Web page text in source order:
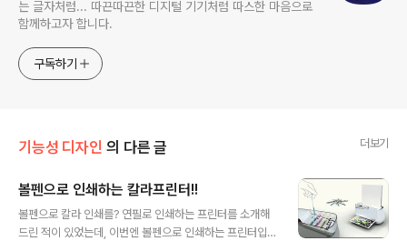
는 글자처럼... 따끈따끈한 디지털 기기처럼 따스한 마음으로
함께하고자 합니다.
구독하기
기능성 디자인 의 다른 글 더보기
볼펜으로 인쇄하는 칼라프린터!!
볼펜으로 칼라 인쇄를? 연필로 인쇄하는 프린터를 소개해
드린 적이 있었는데, 이번엔 볼펜으로 인쇄하는 프린터입